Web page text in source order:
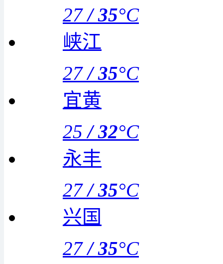
27 /35°C
峡江
27 /35°C
宜黄
25 /32°C
永丰
27 /35°C
兴国
27 /35°C